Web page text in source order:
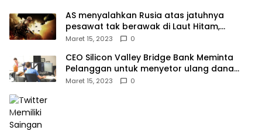
AS menyalahkan Rusia atas jatuhnya
pesawat tak berawak di Laut Hitam,
Moskow menyangkal
Maret 15, 2023 0
CEO Silicon Valley Bridge Bank Meminta
Pelanggan untuk menyetor ulang dana
Mereka
Maret 15, 2023 0